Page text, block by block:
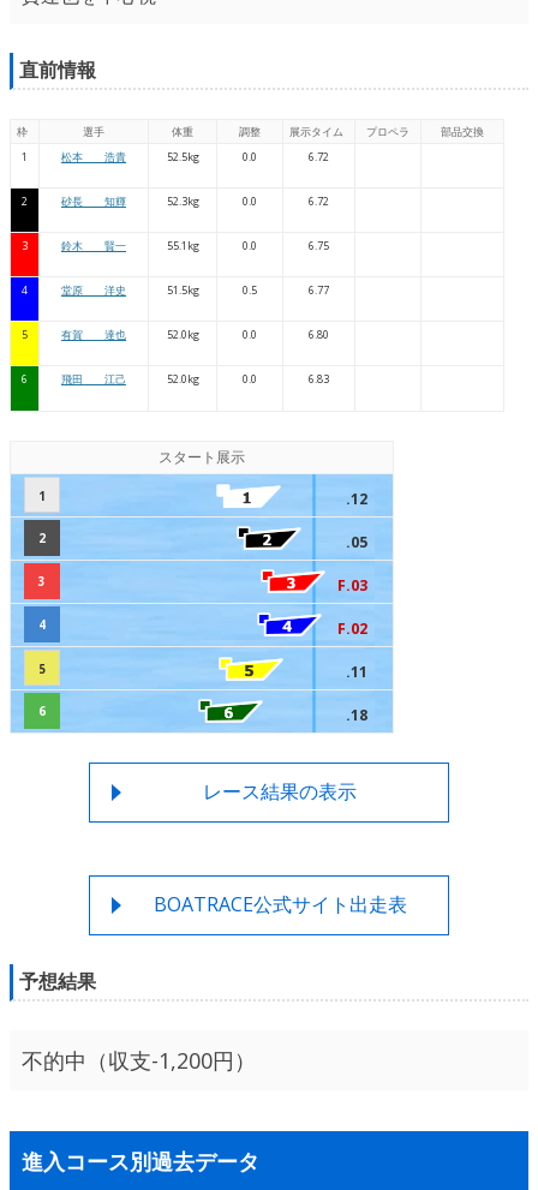
直前情報
枠 選手 体重 調整 展示タイム プロペラ
部品交換
1
松本 浩貴 52.5kg 0.0 6.72
2 砂長 知輝 52.3kg 0.0 6.72
3 鈴木 賢一 55.1kg 0.0 6.75
4 堂原 洋史 51.5kg 0.5 6.77
5 有賀 達也 52.0kg 0.0 6.80
6 飛田 江己 52.0kg 0.0 6.83
スタート展示
1 .12
2 .05
3 F.03
4 F.02
5 .11
6 .18
レース結果の表示
BOATRACE公式サイト出走表
予想結果
不的中（収支-1,200円）
進入コース別過去データ